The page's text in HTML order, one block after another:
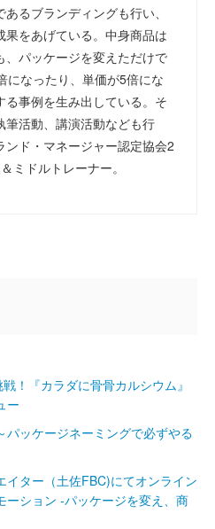
あるブランディングも行い、
果をあげている。中身商品は
、パッケージを変えただけで
になったり、単価が5倍にな
る事例を生み出している。そ
筆活動、講演活動なども行
ンド・マネージャー認定協会2
ミドルトレーナー。
！『カラダに骨骨カルシウム』
ー
ッケージネーミングで必ずやる
イター（土佐FBC)にてオンライン
ション ‐パッケージを変え、商